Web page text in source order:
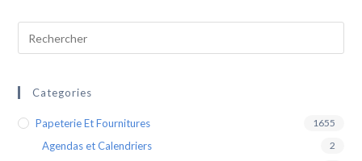
Categories
Papeterie Et Fournitures 1655
Agendas et Calendriers 2